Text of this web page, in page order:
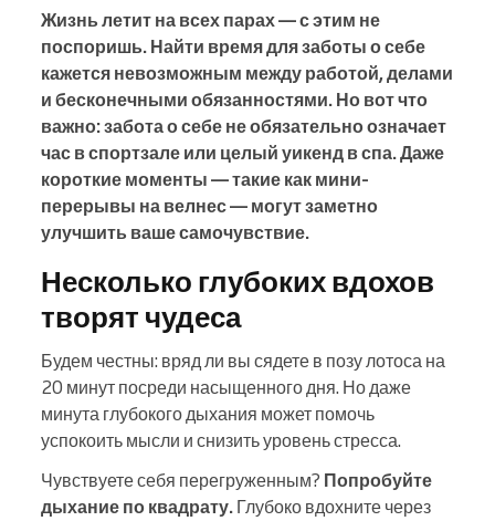
Жизнь летит на всех парах — с этим не
поспоришь. Найти время для заботы о себе
кажется невозможным между работой, делами
и бесконечными обязанностями. Но вот что
важно: забота о себе не обязательно означает
час в спортзале или целый уикенд в спа. Даже
короткие моменты — такие как мини-
перерывы на велнес — могут заметно
улучшить ваше самочувствие.
Несколько глубоких вдохов
творят чудеса
Будем честны: вряд ли вы сядете в позу лотоса на
20 минут посреди насыщенного дня. Но даже
минута глубокого дыхания может помочь
успокоить мысли и снизить уровень стресса.
Чувствуете себя перегруженным? Попробуйте
дыхание по квадрату. Глубоко вдохните через